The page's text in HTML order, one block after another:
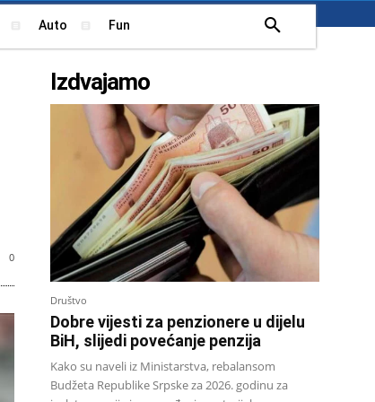
Auto Fun
0
Izdvajamo
Društvo
Dobre vijesti za penzionere u dijelu
BiH, slijedi povećanje penzija
Kako su naveli iz Ministarstva, rebalansom
Budžeta Republike Srpske za 2026. godinu za